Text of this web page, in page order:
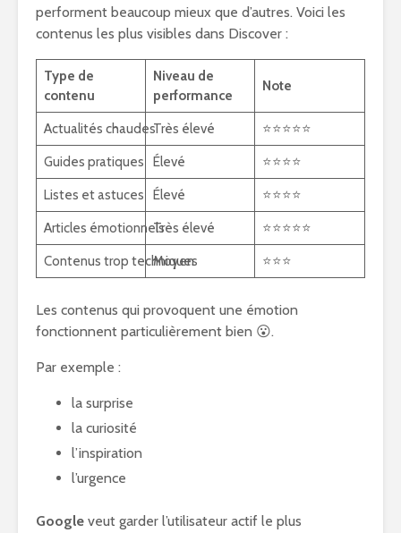
performent beaucoup mieux que d’autres. Voici les
contenus les plus visibles dans Discover :
Type de
contenu
Niveau de
performance
Note
Actualités chaudesTrès élevé ⭐⭐⭐⭐⭐
Guides pratiques Élevé ⭐⭐⭐⭐
Listes et astuces Élevé ⭐⭐⭐⭐
Articles émotionnelsTrès élevé ⭐⭐⭐⭐⭐
Contenus trop techniques
Moyen ⭐⭐⭐
Les contenus qui provoquent une émotion
fonctionnent particulièrement bien 😮.
Par exemple :
la surprise
la curiosité
l’inspiration
l’urgence
Google veut garder l’utilisateur actif le plus